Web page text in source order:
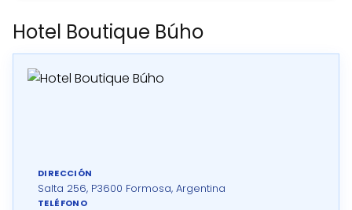
Hotel Boutique Búho
DIRECCIÓN
Salta 256, P3600 Formosa, Argentina
TELÉFONO